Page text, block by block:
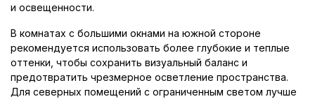
и освещенности.
В комнатах с большими окнами на южной стороне
рекомендуется использовать более глубокие и теплые
оттенки, чтобы сохранить визуальный баланс и
предотвратить чрезмерное осветление пространства.
Для северных помещений с ограниченным светом лучше